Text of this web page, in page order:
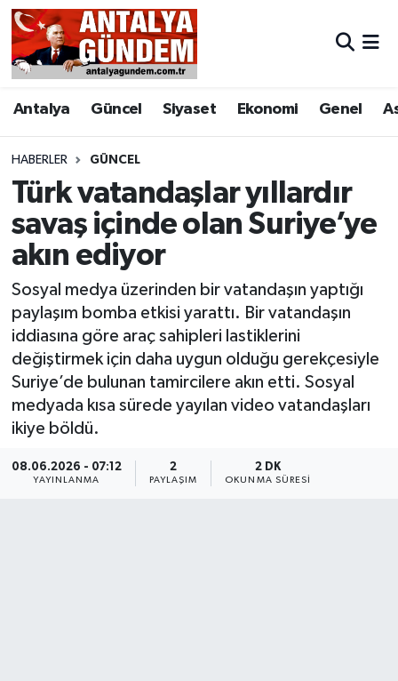
Antalya Güncel Siyaset Ekonomi Genel
HABERLER GÜNCEL
Türk vatandaşlar yıllardır
savaş içinde olan Suriye’ye
akın ediyor
Sosyal medya üzerinden bir vatandaşın yaptığı
paylaşım bomba etkisi yarattı. Bir vatandaşın
iddiasına göre araç sahipleri lastiklerini
değiştirmek için daha uygun olduğu gerekçesiyle
Suriye’de bulunan tamircilere akın etti. Sosyal
medyada kısa sürede yayılan video vatandaşları
ikiye böldü.
08.06.2026 - 07:12
YAYINLANMA
2
PAYLAŞIM
2 DK
OKUNMA SÜRESI
Antalya
Asayiş
Bilim & Teknoloji
Bölge
EĞİTİM
Ekonomi
Genel
Görüntülü Haber
Güncel
Kültür & Sanat
Antalya Nöbetçi Eczaneler
Antalya Hava Durumu
Antalya Namaz Vakitleri
Antalya Trafik Yoğunluk Haritası
Süper Lig Puan Durumu ve Fikstür
Tüm Manşetler
Son Dakika Haberleri
Haber Arşivi